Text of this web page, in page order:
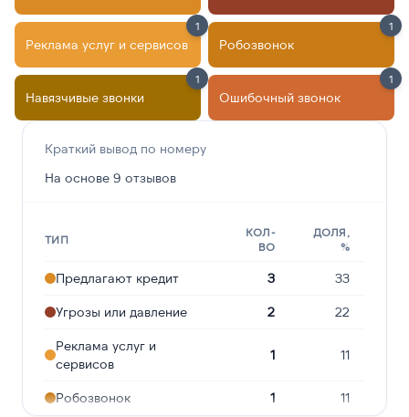
Реклама услуг и сервисов
1
Робозвонок
1
Навязчивые звонки
1
Ошибочный звонок
1
Краткий вывод по номеру
На основе 9 отзывов
ТИП
КОЛ-
ВО
ДОЛЯ,
%
Предлагают кредит 3 33
Угрозы или давление 2 22
Реклама услуг и
сервисов
1 11
Робозвонок 1 11